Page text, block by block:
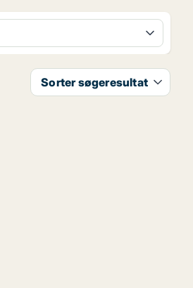
Sorter søgeresultat